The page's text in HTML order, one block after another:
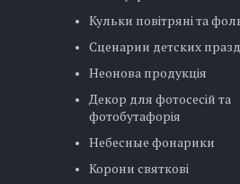
Кульки повітряні та
Сценарии детских
Неонова продукція
Декор для фотосесій та
фотобутафорія
Небесные фонарики
Корони святкові